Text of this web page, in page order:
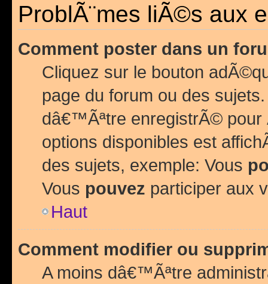
ProblÃ¨mes liÃ©s aux
Comment poster dans un
Cliquez sur le bouton
page du forum ou des
dâ€™Ãªtre enregistrÃ©
options disponibles est
des sujets, exemple: Vous
Vous pouvez participer aux
Haut
Comment modifier ou
A moins dâ€™Ãªtre